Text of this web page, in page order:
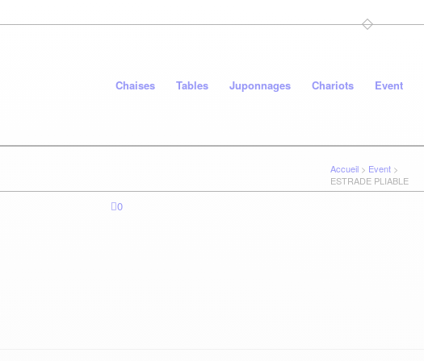
Chaises Tables Juponnages Chariots Event
0
Accueil > Event >
ESTRADE PLIABLE